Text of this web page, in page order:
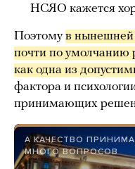
НСЯО кажется
Поэтомув нынешней
почти по
как одна из
фактора и
принимающих
А КАЧЕСТВО
МНОГО ВОПРОСОВ